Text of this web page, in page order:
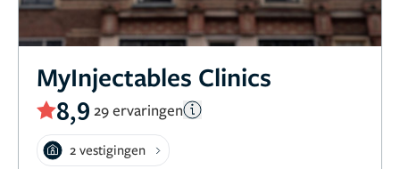
MyInjectables Clinics
8,9 29 ervaringen
2 vestigingen